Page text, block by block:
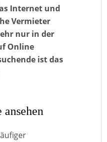
Internet und
Vermieter
nur in der
Online
ist das
ansehen